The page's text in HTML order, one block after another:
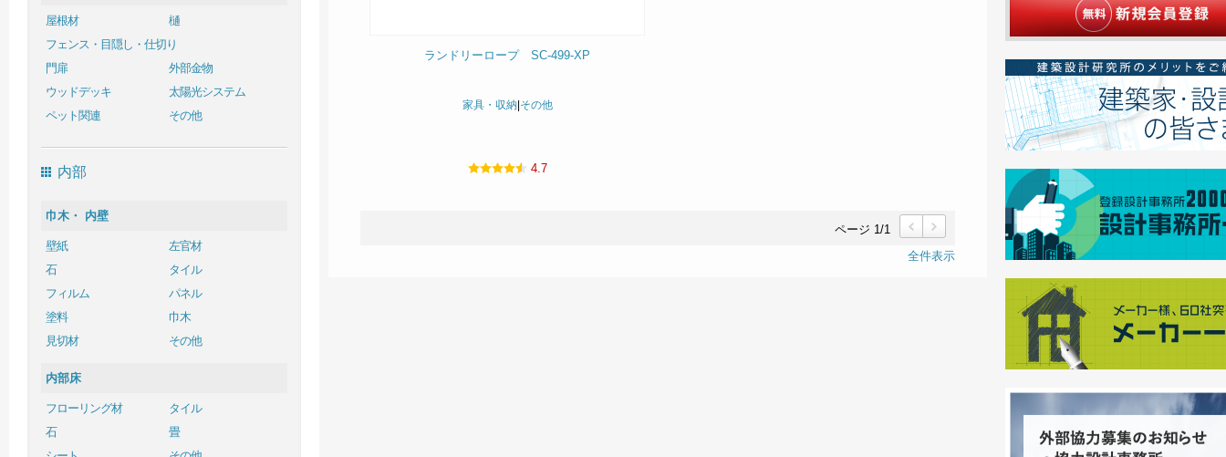
屋根材
樋
フェンス・目隠し・仕切り
門扉
外部金物
ウッドデッキ
太陽光システム
ペット関連
その他
内部
巾木・ 内壁
壁紙
左官材
石
タイル
フィルム
パネル
塗料
巾木
見切材
その他
内部床
フローリング材
タイル
石
畳
ランドリーロープ SC-499-XP
家具・収納|その他
4.7
ページ 1/1
前
次
全件表示